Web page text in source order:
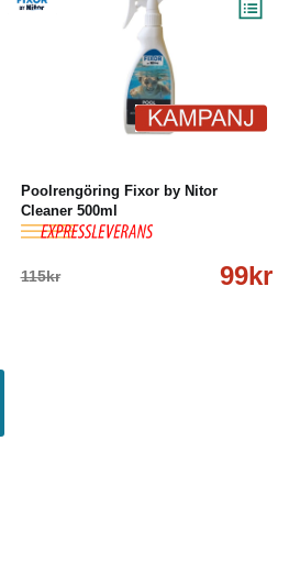
Poolrengöring Fixor by Nitor
Cleaner 500ml
115kr 99kr
Köp Läs mer